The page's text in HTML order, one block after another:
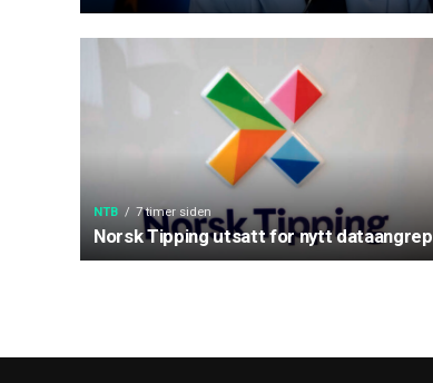
NTB 7 timer siden
Norsk Tipping utsatt for nytt dataangrep